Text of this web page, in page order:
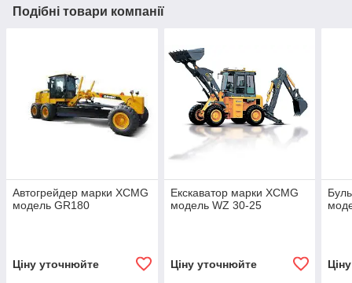
Подібні товари компанії
Автогрейдер марки XCMG
модель GR180
Ціну уточнюйте
Екскаватор марки XCMG
модель WZ 30-25
Ціну уточнюйте